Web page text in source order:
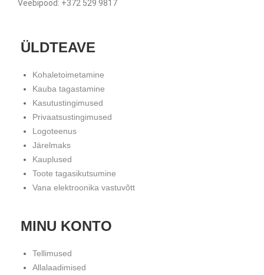
Veebipood: +372 529 9817
ÜLDTEAVE
Kohaletoimetamine
Kauba tagastamine
Kasutustingimused
Privaatsustingimused
Logoteenus
Järelmaks
Kauplused
Toote tagasikutsumine
Vana elektroonika vastuvõtt
MINU KONTO
Tellimused
Allalaadimised